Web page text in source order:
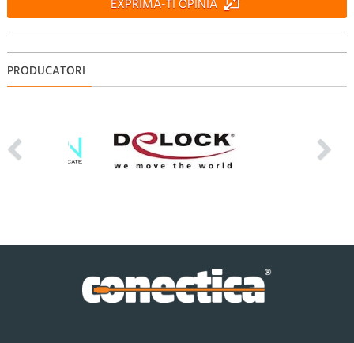
EXPRIMA-TI OPINIA
PRODUCATORI